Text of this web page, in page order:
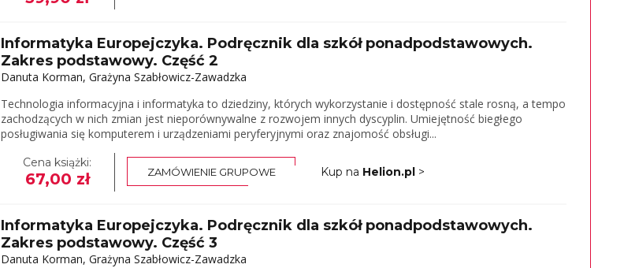
Informatyka Europejczyka. Podręcznik dla szkół ponadpodstawowych.
Zakres podstawowy. Część 2
Danuta Korman, Grażyna Szabłowicz-Zawadzka
Technologia informacyjna i informatyka to dziedziny, których wykorzystanie i dostępność stale rosną, a tempo
zachodzących w nich zmian jest nieporównywalne z rozwojem innych dyscyplin. Umiejętność biegłego
posługiwania się komputerem i urządzeniami peryferyjnymi oraz znajomość obsługi...
Cena książki:
67,00 zł ZAMÓWIENIE GRUPOWE Kup na Helion.pl >
Informatyka Europejczyka. Podręcznik dla szkół ponadpodstawowych.
Zakres podstawowy. Część 3
Danuta Korman, Grażyna Szabłowicz-Zawadzka